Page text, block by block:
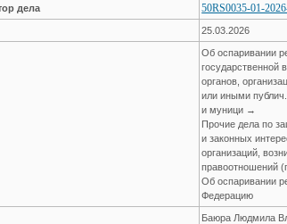
дела
50RS0035-01-
25.03.2026
Об оспаривании
государственной
органов,
или иными
и муници →
Прочие дела по
и законных
организаций,
правоотношений
Об оспаривании
Федерацию
Баюра Людмила